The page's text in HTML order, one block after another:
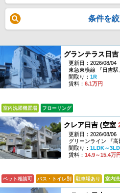
条件を
グランテラス日
更新日：2026/08/04
東急東横線 『日吉駅
間取り： 1R
賃料： 6.1万円
室内洗濯機置場 フローリング
クレア日吉 (空室
更新日：2026/08/06
グリーンライン 『高
間取り： 1LDK～
賃料： 14.9～15.4万円
ペット相談可 バス・トイレ別 駐車場あり 室内